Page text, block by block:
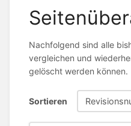
Nachfolgend sind alle
vergleichen und
gelöscht werden können.
Sortieren